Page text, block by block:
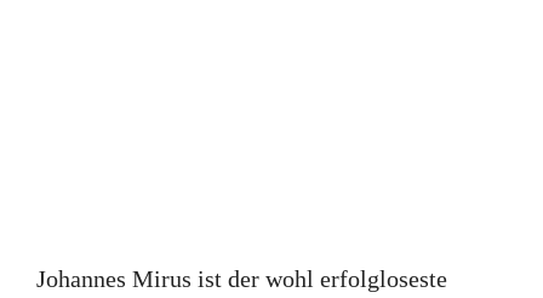
Johannes Mirus ist der wohl erfolgloseste